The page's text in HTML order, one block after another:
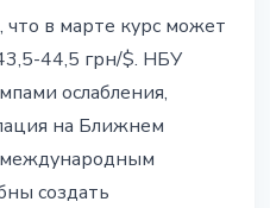
в марте курс может
44,5 грн/$. НБУ
ослабления,
на Ближнем
международным
создать